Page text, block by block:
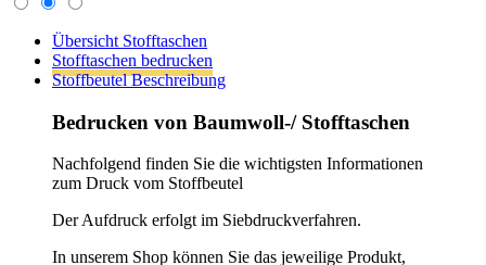
können Sie uns ganz einfach das
ausfüllen und wir melden uns so schnell wie möglich.
um Sie entsprechend zu beraten.
Allgemeine Informationen zum Bedrucken:
1) Im Bestell-Prozess werden Sie aufgefordert die
einfach hoch oder Sie können diese auch per Mail an
info(at)tragetaschenmarkt.de senden. Bei größeren